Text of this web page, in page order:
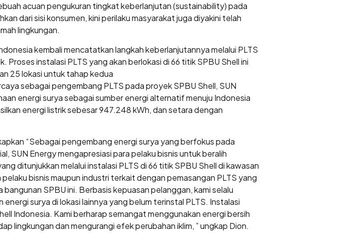
acuan pengukuran tingkat keberlanjutan (sustainability) pada
dari sisi konsumen, kini perilaku masyarakat juga diyakini telah
lingkungan.
kembali mencatatkan langkah keberlanjutannya melalui PLTS
instalasi PLTS yang akan berlokasi di 66 titik SPBU Shell ini
25 lokasi untuk tahap kedua
sebagai pengembang PLTS pada proyek SPBU Shell, SUN
energi surya sebagai sumber energi alternatif menuju Indonesia
energi listrik sebesar 947.248 kWh, dan setara dengan
“Sebagai pengembang energi surya yang berfokus pada
SUN Energy mengapresiasi para pelaku bisnis untuk beralih
ditunjukkan melalui instalasi PLTS di 66 titik SPBU Shell di kawasan
bisnis maupun industri terkait dengan pemasangan PLTS yang
SPBU ini. Berbasis kepuasan pelanggan, kami selalu
surya di lokasi lainnya yang belum terinstal PLTS. Instalasi
Indonesia. Kami berharap semangat menggunakan energi bersih
lingkungan dan mengurangi efek perubahan iklim, ” ungkap Dion.